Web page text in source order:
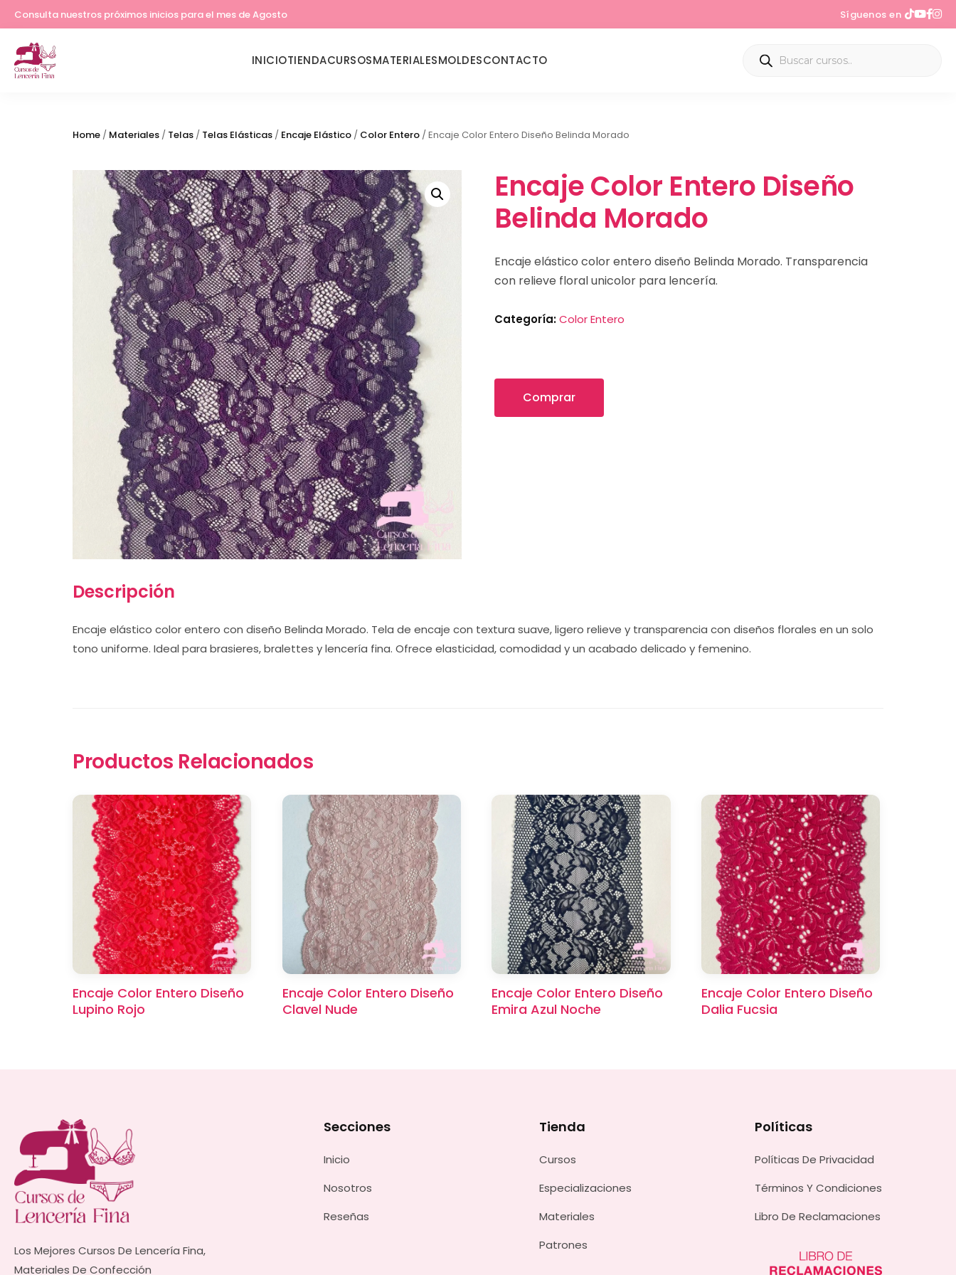
Lleva tu costura a otro nivel Síguenos en
INICIOTIENDACURSOSMATERIALESMOLDESCONTACTO
Home / Materiales / Telas / Telas Elásticas / Encaje Elástico / Color Entero / Encaje Color Entero Diseño Belinda Morado
Encaje Color Entero Diseño
Belinda Morado
Encaje elástico color entero diseño Belinda Morado. Transparencia
con relieve floral unicolor para lencería.
Categoría:Color Entero
Comprar
Descripción
Encaje elástico color entero con diseño Belinda Morado. Tela de encaje con textura suave, ligero relieve y transparencia con diseños florales en un solo
tono uniforme. Ideal para brasieres, bralettes y lencería fina. Ofrece elasticidad, comodidad y un acabado delicado y femenino.
Productos Relacionados
Encaje Color Entero Diseño
Lupino Rojo
Encaje Color Entero Diseño
Clavel Nude
Encaje Color Entero Diseño
Emira Azul Noche
Encaje Color Entero Diseño
Dalia Fucsia
Los Mejores Cursos De Lencería Fina,
Materiales De Confección
Secciones
Inicio
Nosotros
Reseñas
Tienda
Cursos
Especializaciones
Materiales
Patrones
Políticas
Políticas De Privacidad
Términos Y Condiciones
Libro De Reclamaciones